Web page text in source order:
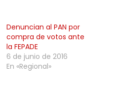
Denuncian al PAN por
compra de votos ante
la FEPADE
6 de junio de 2016
En «Regional»